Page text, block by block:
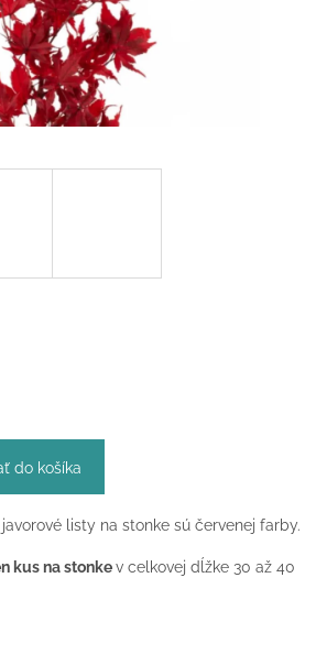
do košíka
listy na stonke sú červenej farby.
kus na stonkev celkovej dĺžke 30 až 40